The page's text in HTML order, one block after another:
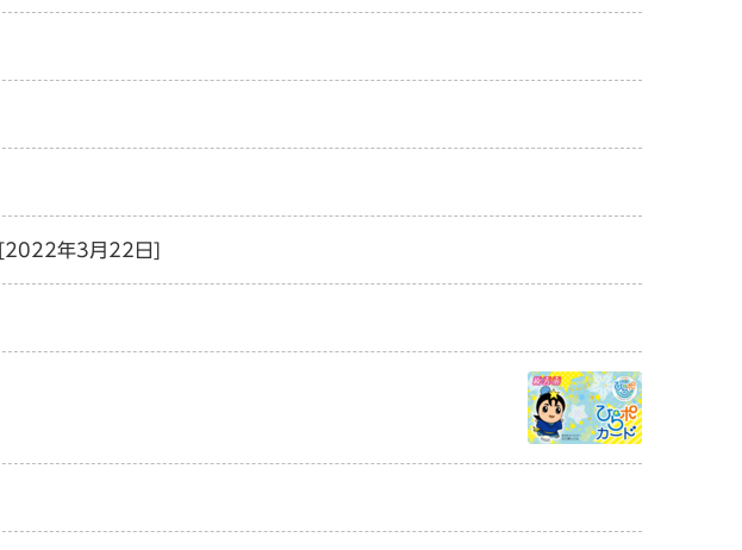
[2022年3月22日]